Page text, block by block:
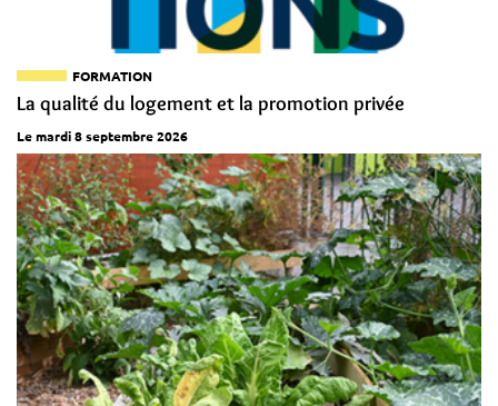
FORMATION
La qualité du logement et la promotion privée
Le mardi 8 septembre 2026